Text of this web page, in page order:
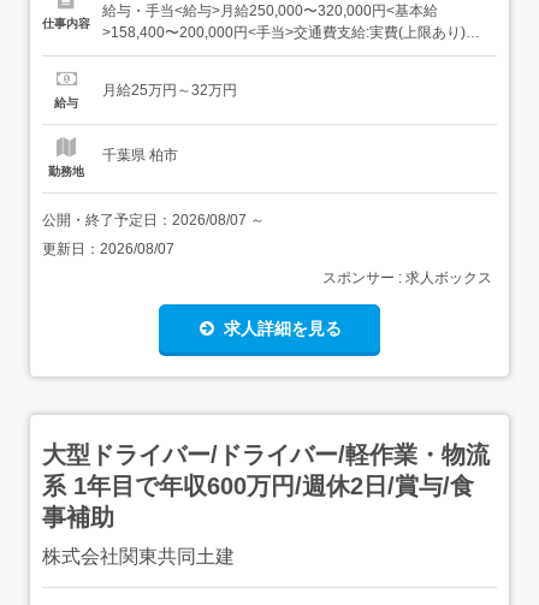
仕事内容
給与・手当<給与>月給250,000〜320,000円<基本給
>158,400〜200,000円<手当>交通費支給:実費(上限あり)交
通費支給月額:20,000円資格手当:15,000〜25,000円業務過
り年2回合計2.5...
給与
月給25万円～32万円
勤務地
千葉県 柏市
公開・終了予定日： 2026/08/07 ～
更新日： 2026/08/07
スポンサー : 求人ボックス
求人詳細を見る
大型ドライバー/ドライバー/軽作業・物流
系 1年目で年収600万円/週休2日/賞与/食
事補助
株式会社関東共同土建